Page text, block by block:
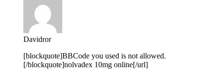
Davidror
[blockquote]BBCode you used is not allowed.
[/blockquote]nolvadex 10mg online[/url]